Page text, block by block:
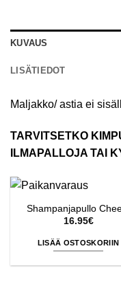
KUVAUS
LISÄTIEDOT
Maljakko/ astia ei
TARVITSETKO
ILMAPALLOJA TAI
Shampanjapullo
16.95€
LISÄÄ OSTOSKORIIN